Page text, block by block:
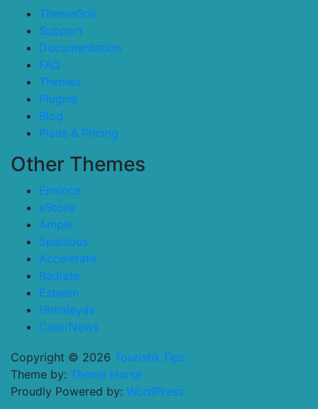
ThemeGrill
Support
Documentation
FAQ
Themes
Plugins
Blog
Plans & Pricing
Other Themes
Envince
eStore
Ample
Spacious
Accelerate
Radiate
Esteem
Himalayas
ColorNews
Copyright © 2026 Touristik.Tips
Theme by: Theme Horse
Proudly Powered by: WordPress